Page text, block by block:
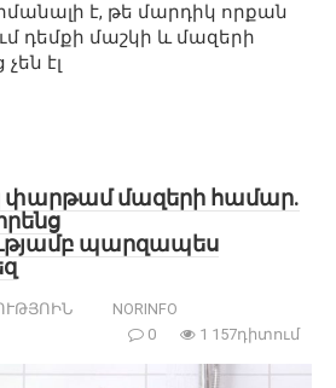
է, թե մարդիկ որքան
դեմքի մաշկի և մազերի
էլ
փարթամ մազերի համար.
պարզապես
NORINFO
0
1 157դիտում